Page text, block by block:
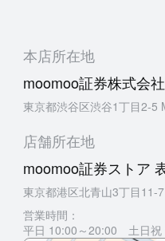
本店所在地
moomoo証券株式会社
東京都渋谷区渋谷1丁目2-5
店舗所在地
moomoo証券ストア
東京都港区北青山3丁目11-
営業時間：
平日 10:00～20:00 土日祝